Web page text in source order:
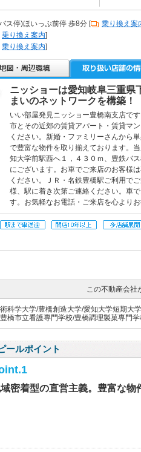
ス停)ほいっぷ前停 歩8分 [
乗り換え案
乗り換え案内]
乗り換え案内]
ニッショーは愛知岐阜三重県
まいのネットワークを構築！
いい部屋発見ニッショー豊橋南支店で
市とその近郊の賃貸アパート・賃貸マ
ください。新婚・ファミリーさんから
で豊富な物件を取り揃えております。
知大学前駅西へ１，４３０ｍ、豊鉄バ
にございます。お車でご来店のお客様
ください。ＪＲ・名鉄豊橋駅ご利用で
様、駅に着き次第ご連絡ください。車
す。お気軽なお電話・ご来店を心より
この不動産会社
科学大学/豊橋創造大学/愛知大学短期
橋市立看護専門学校/豊橋調理製菓専門
ールポイント
密着型の直営主義。豊富な